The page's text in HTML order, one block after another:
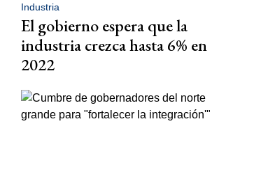
Industria
El gobierno espera que la
industria crezca hasta 6% en
2022